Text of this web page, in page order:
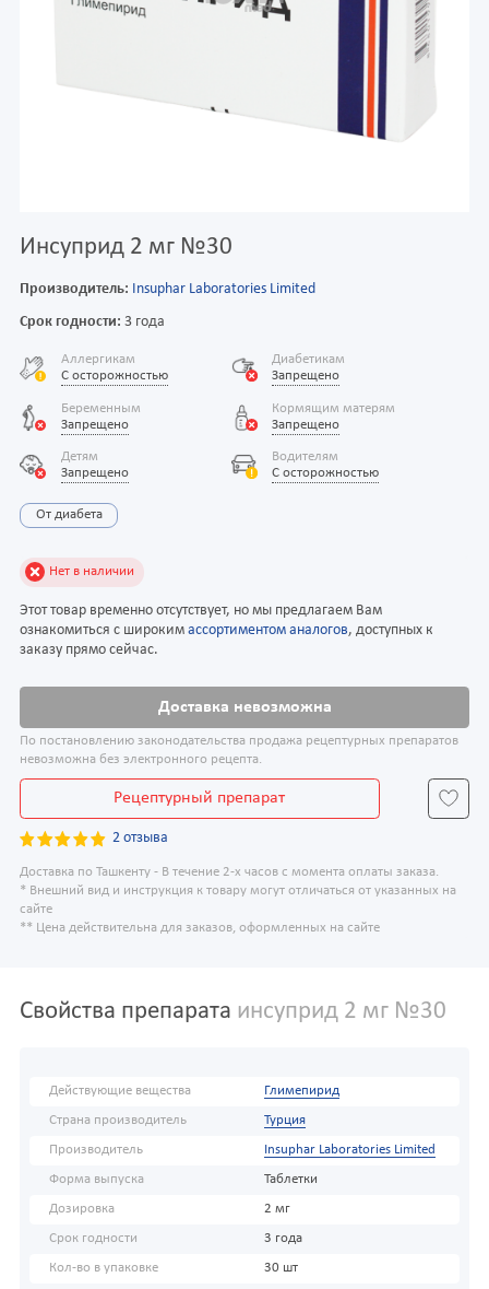
Инсуприд 2 мг №30
Производитель: Insuphar Laboratories Limited
Срок годности: 3 года
Аллергикам
С осторожностью
Диабетикам
Запрещено
Беременным
Запрещено
Кормящим матерям
Запрещено
Детям
Запрещено
Водителям
С осторожностью
От диабета
Нет в наличии
Этот товар временно отсутствует, но мы предлагаем Вам
ознакомиться с широким ассортиментом аналогов, доступных к
заказу прямо сейчас.
Доставка невозможна
По постановлению законодательства продажа рецептурных препаратов
невозможна без электронного рецепта.
Рецептурный препарат
2 отзыва
Доставка по Ташкенту - В течение 2-х часов с момента оплаты заказа.
* Внешний вид и инструкция к товару могут отличаться от указанных на
сайте
** Цена действительна для заказов, оформленных на сайте
Свойства препарата инсуприд 2 мг №30
Действующие вещества Глимепирид
Страна производитель Турция
Производитель Insuphar Laboratories Limited
Форма выпуска Таблетки
Дозировка 2 мг
Срок годности 3 года
Кол-во в упаковке 30 шт